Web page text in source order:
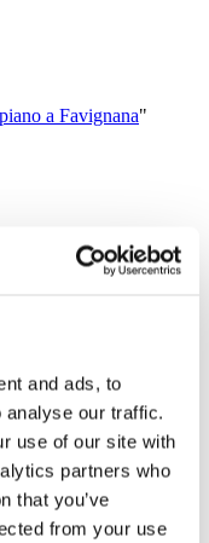
and ads, to
analyse our traffic.
use of our site with
partners who
that you’ve
from your use
a Favignana"
le tasse sono alte'
italiani più cari per
chiarisce:
"
per tassazione alle